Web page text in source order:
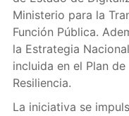
Ministerio para la
Función Pública.
la Estrategia
incluida en el Plan
Resiliencia.
La iniciativa se